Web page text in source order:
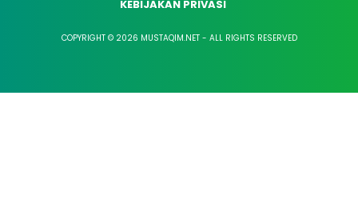
KEBIJAKAN PRIVASI
COPYRIGHT © 2026 MUSTAQIM.NET - ALL RIGHTS RESERVED